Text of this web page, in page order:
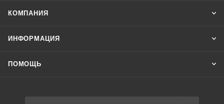
КОМПАНИЯ
ИНФОРМАЦИЯ
ПОМОЩЬ